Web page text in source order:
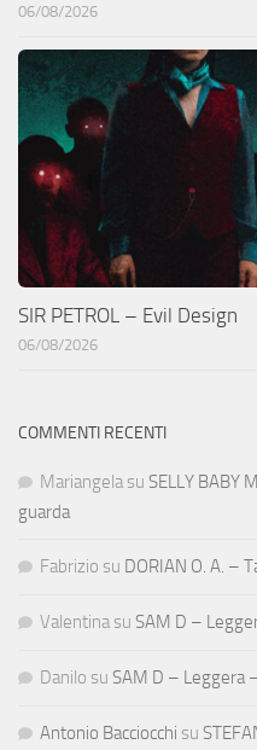
06/08/2026
SIR PETROL – Evil Design
06/08/2026
COMMENTI RECENTI
Mariangela su SELLY BABY
guarda
Fabrizio su DORIAN O. A. –
Valentina su SAM D –
Danilo su SAM D – Leggera
Antonio Bacciocchi su